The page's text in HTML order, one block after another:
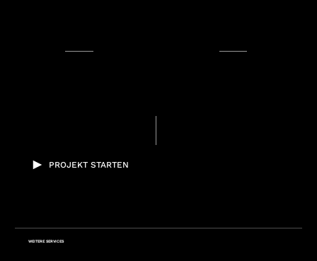
PROJEKT STARTEN
WEITERE SERVICES